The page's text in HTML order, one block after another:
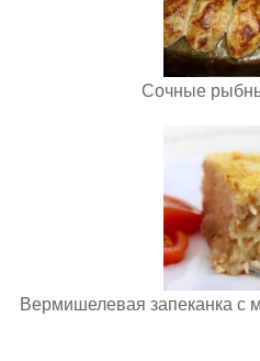
Сочные
Вермишелевая запеканка с